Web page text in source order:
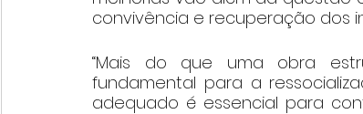
convivência e recuperação dos
“Mais do que uma obra
fundamental para a
adequado é essencial para